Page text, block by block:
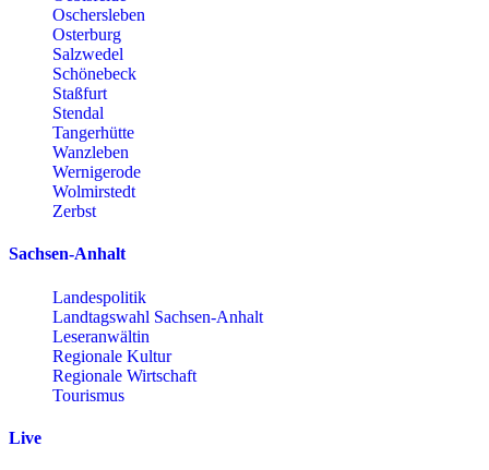
Oschersleben
Osterburg
Salzwedel
Schönebeck
Staßfurt
Stendal
Tangerhütte
Wanzleben
Wernigerode
Wolmirstedt
Zerbst
Sachsen-Anhalt
Landespolitik
Landtagswahl Sachsen-Anhalt
Leseranwältin
Regionale Kultur
Regionale Wirtschaft
Tourismus
Live